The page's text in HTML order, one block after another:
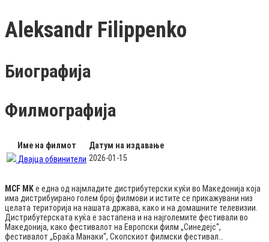
Aleksandr Filippenko
Биографија
Филмографија
Име на филмот
Датум на издавање
Двајца обвинители 2026-01-15
MCF MKе една од најмладите дистрибутерски куќи во Македонија која
има дистрибуирано голем број филмови и истите се прикажувани низ
целата територија на нашата држава, како и на домашните телевизии.
Дистрибутерската куќа е застапена и на најголемите фестивали во
Македонија, како фестивалот на Европски филм „Синедејс“,
фестивалот „Браќа Манаки“, Скопскиот филмски фестивал…